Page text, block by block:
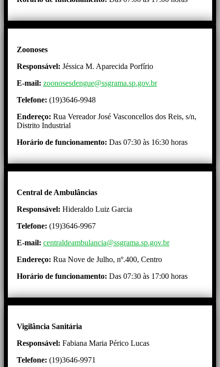
Zoonoses
Responsável: Jéssica M. Aparecida Porfírio
E-mail: zoonosesdengue@ssgrama.sp.gov.br
Telefone: (19)3646-9948
Endereço: Rua Vereador José Vasconcellos dos Reis, s/n,
Distrito Industrial
Horário de funcionamento: Das 07:30 às 16:30 horas
Central de Ambulâncias
Responsável: Hideraldo Luiz Garcia
Telefone: (19)3646-9967
E-mail: centraldeambulancia@ssgrama.sp.gov.br
Endereço: Rua Nove de Julho, nº.400, Centro
Horário de funcionamento: Das 07:30 às 17:00 horas
Vigilância Sanitária
Responsável: Fabiana Maria Périco Lucas
Telefone: (19)3646-9971